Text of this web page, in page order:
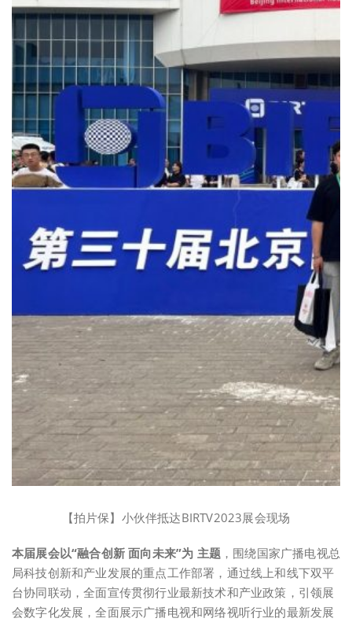
【拍片保】小伙伴抵达BIRTV2023展会现场
本届展会以“融合创新 面向未来”为 主题 ，围绕国家广播电视总
局科技创新和产业发展的重点工作部署，通过线上和线下双平
台协同联动，全面宣传贯彻行业最新技术和产业政策，引领展
会数字化发展，全面展示广播电视和网络视听行业的最新发展